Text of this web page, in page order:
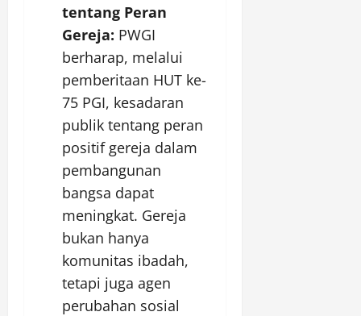
tentang Peran
Gereja: PWGI
berharap, melalui
pemberitaan HUT ke-
75 PGI, kesadaran
publik tentang peran
positif gereja dalam
pembangunan
bangsa dapat
meningkat. Gereja
bukan hanya
komunitas ibadah,
tetapi juga agen
perubahan sosial